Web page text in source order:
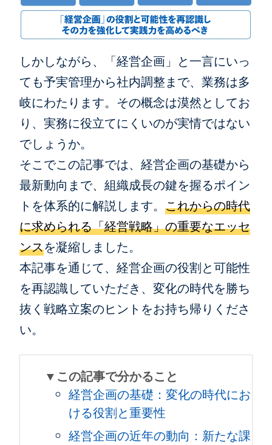
しかしながら、「経営企画」と一言にいっ
ても予実管理から社内調整まで、業務は多
岐にわたります。その概念は漠然としてお
り、実務に役立てにくいのが実情ではない
でしょうか。
そこでこの記事では、経営企画の基礎から
最新動向まで、組織成長の鍵を握るポイン
トを体系的に解説します。 これからの時代
に求められる「経営戦略」の重要なエッセ
ンスを凝縮しました。
本記事を通じて、経営企画の役割と可能性
を再認識していただき、変化の時代を勝ち
抜く戦略立案のヒントをお持ち帰りくださ
い。
▼この記事で分かること
経営企画の基礎：変化の時代にお
ける役割と重要性
経営企画の近年の動向：新たな課